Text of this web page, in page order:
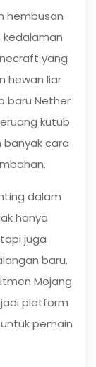
hembusan
kedalaman
yang
hewan liar
baru Nether
kutub
banyak cara
dalam
hanya
juga
baru.
Mojang
platform
pemain